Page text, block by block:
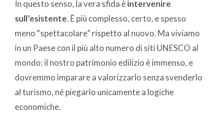
In questo senso, la vera sfida èintervenire
sull’esistente. È più complesso, certo, e spesso
meno “spettacolare” rispetto al nuovo. Ma viviamo
in un Paese con il più alto numero di siti UNESCO al
mondo: il nostro patrimonio edilizio è immenso, e
dovremmo imparare a valorizzarlo senza svenderlo
al turismo, né piegarlo unicamente a logiche
economiche.